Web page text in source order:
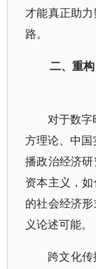
才能真正助
路。
二、重
对于数字
方理论、中
播政治经济
资本主义，
的社会经济
义论述可能。
跨文化